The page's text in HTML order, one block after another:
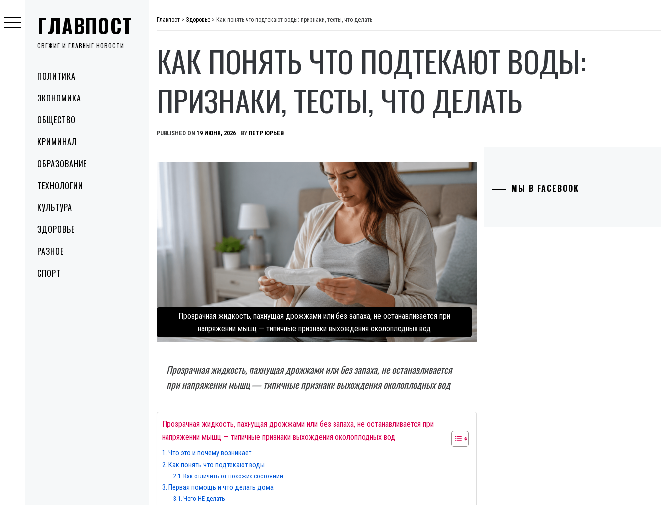
ГЛАВПОСТ
СВЕЖИЕ И ГЛАВНЫЕ НОВОСТИ
MenuПОЛИТИКА
ЭКОНОМИКА
ОБЩЕСТВО
КРИМИНАЛ
ОБРАЗОВАНИЕ
ТЕХНОЛОГИИ
КУЛЬТУРА
ЗДОРОВЬЕ
РАЗНОЕ
СПОРТ
to
content
Главпост > Здоровье > Как понять что подтекают воды: признаки, тесты, что делать
КАК ПОНЯТЬ ЧТО ПОДТЕКАЮТ ВОДЫ:
ПРИЗНАКИ, ТЕСТЫ, ЧТО ДЕЛАТЬ
PUBLISHED ON 19 ИЮНЯ, 2026 BY ПЕТР ЮРЬЕВ
Прозрачная жидкость, пахнущая дрожжами или без запаха, не останавливается при
напряжении мышц — типичные признаки выхождения околоплодных вод
Прозрачная жидкость, пахнущая дрожжами или без запаха, не останавливается
при напряжении мышц — типичные признаки выхождения околоплодных вод
Прозрачная жидкость, пахнущая дрожжами или без запаха, не останавливается при
напряжении мышц — типичные признаки выхождения околоплодных вод
Что это и почему возникает
Как понять что подтекают воды
Как отличить от похожих состояний
Первая помощь и что делать дома
Чего НЕ делать
МЫ В FACEBOOK